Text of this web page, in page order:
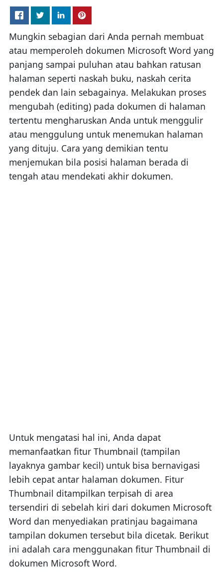
Mungkin sebagian dari Anda pernah membuat
atau memperoleh dokumen Microsoft Word yang
panjang sampai puluhan atau bahkan ratusan
halaman seperti naskah buku, naskah cerita
pendek dan lain sebagainya. Melakukan proses
mengubah (editing) pada dokumen di halaman
tertentu mengharuskan Anda untuk menggulir
atau menggulung untuk menemukan halaman
yang dituju. Cara yang demikian tentu
menjemukan bila posisi halaman berada di
tengah atau mendekati akhir dokumen.
Untuk mengatasi hal ini, Anda dapat
memanfaatkan fitur Thumbnail (tampilan
layaknya gambar kecil) untuk bisa bernavigasi
lebih cepat antar halaman dokumen. Fitur
Thumbnail ditampilkan terpisah di area
tersendiri di sebelah kiri dari dokumen Microsoft
Word dan menyediakan pratinjau bagaimana
tampilan dokumen tersebut bila dicetak. Berikut
ini adalah cara menggunakan fitur Thumbnail di
dokumen Microsoft Word.